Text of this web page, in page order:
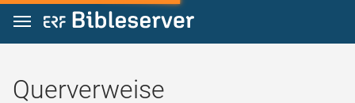
Zum Inhalt springen
Querverweise